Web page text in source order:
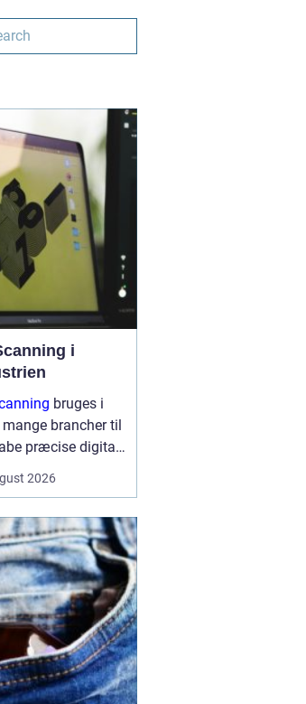
i
bruges i
brancher til
præcise digitale
produkter og
muligt at arbejde
mere ...
2026